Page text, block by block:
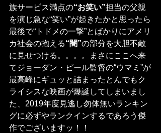
族サービス満点の“お笑い”担当の父親
を演じ急な“笑い”が起きたかと思ったら
最後で“トドメの一撃”とばかりにアメリ
カ社会の抱える“闇”の部分を大胆不敵
に見せつける。。。。まさにここへ来
てジョーダン・ピール監督の“ウマミ”が
最高峰にギュッと詰まったとんでもク
ライシスな映画が爆誕してしまいまし
た、2019年度見逃し勿体無いランキン
グに必ずやランクインするであろう傑
作でございますッ！！